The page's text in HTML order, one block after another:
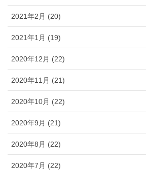
2021年2月 (20)
2021年1月 (19)
2020年12月 (22)
2020年11月 (21)
2020年10月 (22)
2020年9月 (21)
2020年8月 (22)
2020年7月 (22)